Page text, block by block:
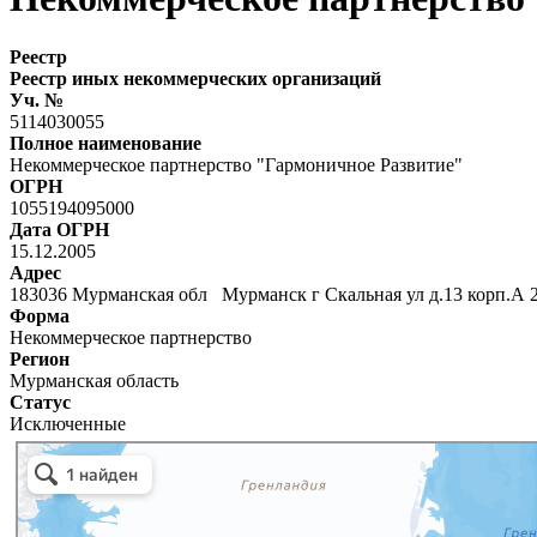
Реестр
Реестр иных некоммерческих организаций
Уч. №
5114030055
Полное наименование
Некоммерческое партнерство "Гармоничное Развитие"
ОГРН
1055194095000
Дата ОГРН
15.12.2005
Адрес
183036 Мурманская обл Мурманск г Скальная ул д.13 корп.А
Форма
Некоммерческое партнерство
Регион
Мурманская область
Статус
Исключенные